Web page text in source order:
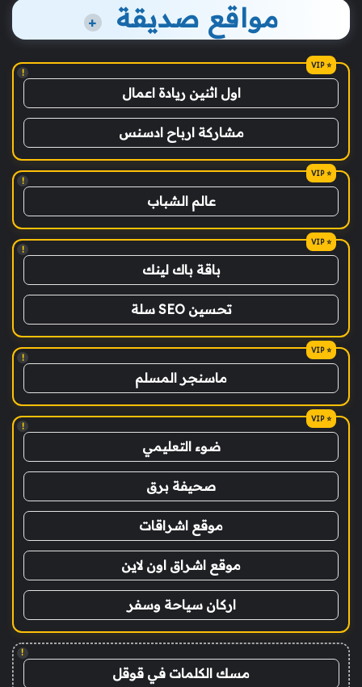
مواقع صديقة +
!
اول اثنين ريادة اعمال
مشاركة ارباح ادسنس
!
عالم الشباب
!
باقة باك لينك
تحسين SEO سلة
!
ماسنجر المسلم
!
ضوء التعليمي
صحيفة برق
موقع اشراقات
موقع اشراق اون لاين
اركان سياحة وسفر
!
مسك الكلمات في قوقل